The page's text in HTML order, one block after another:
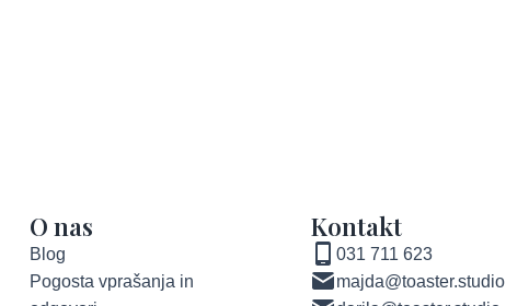
O nas
Blog
Pogosta vprašanja in
Kontakt
031 711 623
majda@toaster.studio